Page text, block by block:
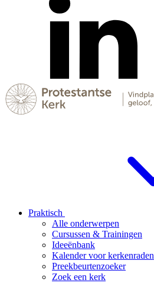
Praktisch
Alle onderwerpen
Cursussen & Trainingen
Ideeënbank
Kalender voor kerkenraden
Preekbeurtenzoeker
Zoek een kerk